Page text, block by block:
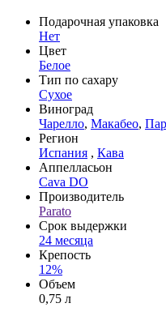
Подарочная упаковка
Нет
Цвет
Белое
Тип по сахару
Сухое
Виноград
Чарелло, Макабео,
Регион
Испания , Кава
Аппелласьон
Cava DO
Производитель
Parato
Срок выдержки
24 месяца
Крепость
12%
Объем
0,75 л